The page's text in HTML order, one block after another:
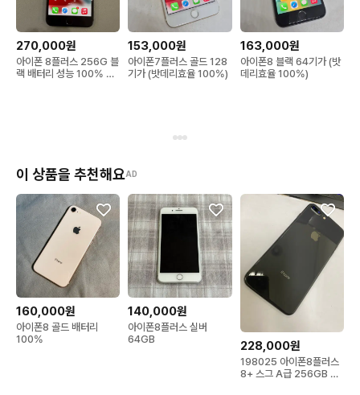
270,000원
아이폰 8플러스 256G 블
랙 배터리 성능 100% 팝
153,000원
아이폰7플러스 골드 128
기가 (밧데리효율 100%)
163,000원
아이폰8 블랙 64기가 (밧
데리효율 100%)
이 상품을 추천해요AD
160,000원
아이폰8 골드 배터리
100%
140,000원
아이폰8플러스 실버
64GB
228,000원
198025 아이폰8플러스
8+ 스그 A급 256GB 배